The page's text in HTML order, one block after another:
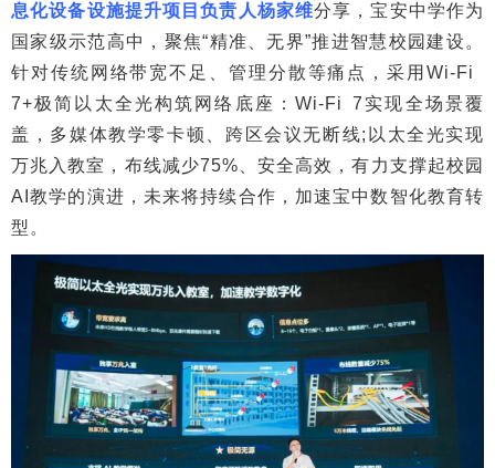
息化设备设施提升项目负责人杨家维分享，宝安中学作为
国家级示范高中，聚焦“精准、无界”推进智慧校园建设。
针对传统网络带宽不足、管理分散等痛点，采用Wi-Fi
7+极简以太全光构筑网络底座：Wi-Fi 7实现全场景覆
盖，多媒体教学零卡顿、跨区会议无断线;以太全光实现
万兆入教室，布线减少75%、安全高效，有力支撑起校园
AI教学的演进，未来将持续合作，加速宝中数智化教育转
型。